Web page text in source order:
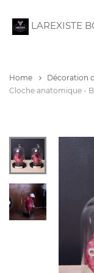
LAREXISTE
Home Décoration
Cloche anatomique -